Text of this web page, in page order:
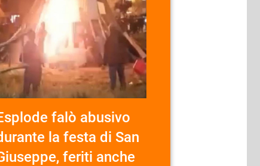
falò abusivo
la festa di San
feriti anche